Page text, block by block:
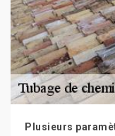
Plusieurs